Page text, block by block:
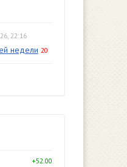
22:16
недели 20
+52.00